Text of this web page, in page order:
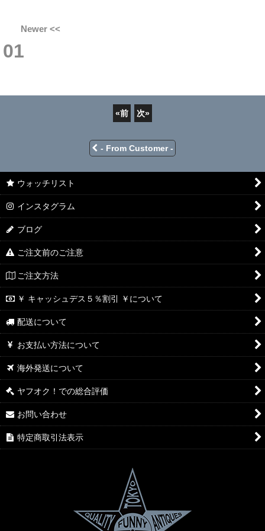
Newer <<
01
«前 次»
- From Customer -
ウォッチリスト
インスタグラム
ブログ
ご注文前のご注意
ご注文方法
￥ キャッシュデス５％割引 ￥について
配送について
お支払い方法について
海外発送について
ヤフオク！での総合評価
お問い合わせ
特定商取引法表示